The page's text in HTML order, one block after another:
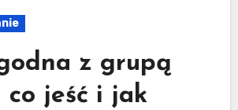
z grupą
co jeść i jak